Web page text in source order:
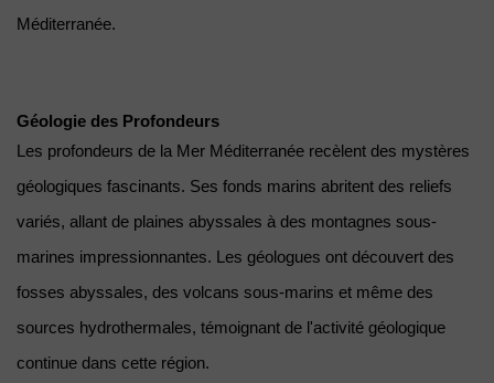
Méditerranée.
Géologie des Profondeurs
Les profondeurs de la Mer Méditerranée recèlent des mystères
géologiques fascinants. Ses fonds marins abritent des reliefs
variés, allant de plaines abyssales à des montagnes sous-
marines impressionnantes. Les géologues ont découvert des
fosses abyssales, des volcans sous-marins et même des
sources hydrothermales, témoignant de l'activité géologique
continue dans cette région.